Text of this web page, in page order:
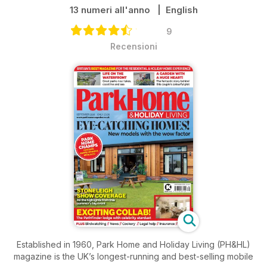
13 numeri all'anno | English
9
Recensioni
Established in 1960, Park Home and Holiday Living (PH&HL)
magazine is the UK’s longest-running and best-selling mobile